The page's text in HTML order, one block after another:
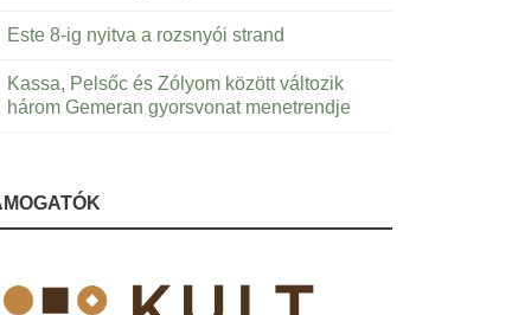
Este 8-ig nyitva a rozsnyói strand
Kassa, Pelsőc és Zólyom között változik
három Gemeran gyorsvonat menetrendje